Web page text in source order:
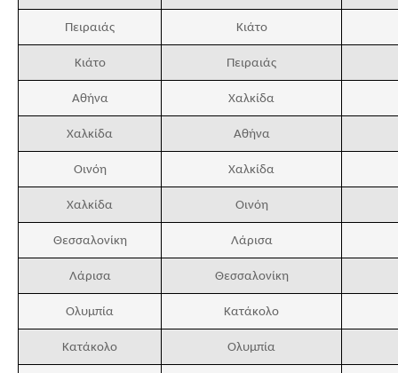
Πειραιάς Κιάτο
Κιάτο Πειραιάς
Αθήνα Χαλκίδα
Χαλκίδα Αθήνα
Οινόη Χαλκίδα
Χαλκίδα Οινόη
Θεσσαλονίκη Λάρισα
Λάρισα Θεσσαλονίκη
Ολυμπία Κατάκολο
Κατάκολο Ολυμπία